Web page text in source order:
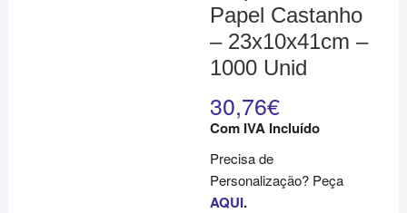
Papel Castanho
– 23x10x41cm –
1000 Unid
30,76€
Com IVA Incluído
Precisa de
Personalização? Peça
AQUI.